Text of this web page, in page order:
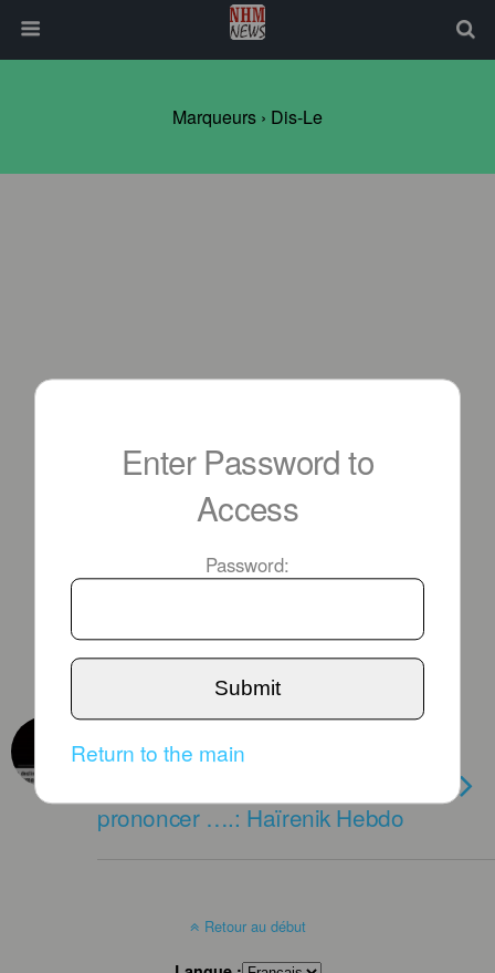
Marqueurs › Dis-Le
LUNDI 28 AVRIL 2025
Mr le Président D. Trump :
prononcer ….: Haïrenik Hebdo
Retour au début
Enter Password to
Access
Password:
Submit
Return to the main